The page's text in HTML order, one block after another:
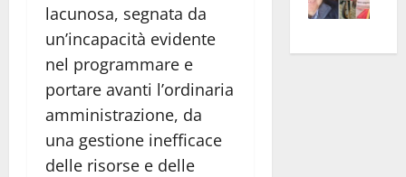
lacunosa, segnata da
un’incapacità evidente
nel programmare e
portare avanti l’ordinaria
amministrazione, da
una gestione inefficace
delle risorse e delle
euro